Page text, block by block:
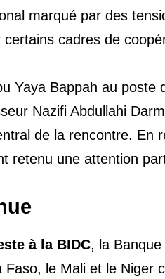
marqué par des
cadres de
Yaya Bappah au poste
Nazifi Abdullahi
de la rencontre. En
retenu une attention
à la BIDC, la Banque
le Mali et le Niger